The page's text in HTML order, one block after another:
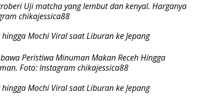
Uji matcha yang lembut dan kenyal. Harganya
chikajessica88
Peristiwa Minuman Makan Receh Hingga
Foto: Instagram chikajessica88